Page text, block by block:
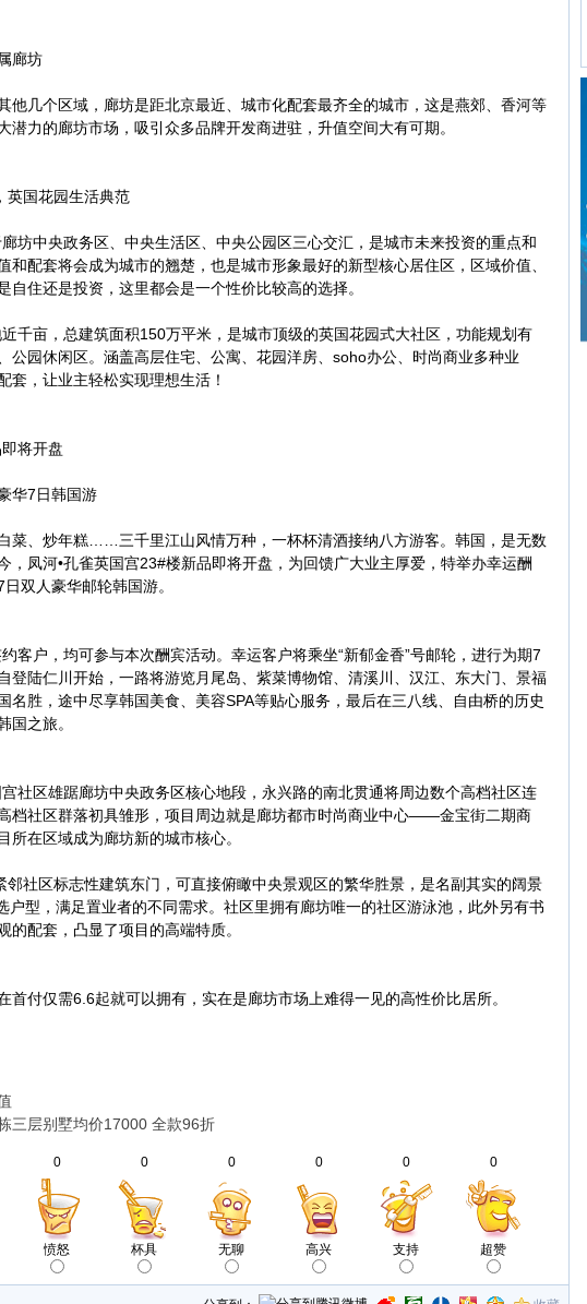
廊坊
几个区域，廊坊是距北京最近、城市化配套最齐全的城市，这是燕郊、香河等
潜力的廊坊市场，吸引众多品牌开发商进驻，升值空间大有可期。
国花园生活典范
中央政务区、中央生活区、中央公园区三心交汇，是城市未来投资的重点和
和配套将会成为城市的翘楚，也是城市形象最好的新型核心居住区，区域价值、
自住还是投资，这里都会是一个性价比较高的选择。
亩，总建筑面积150万平米，是城市顶级的英国花园式大社区，功能规划有
公园休闲区。涵盖高层住宅、公寓、花园洋房、soho办公、时尚商业多种业
套，让业主轻松实现理想生活！
将开盘
7日韩国游
、炒年糕……三千里江山风情万种，一杯杯清酒接纳八方游客。韩国，是无数
，凤河•孔雀英国宫23#楼新品即将开盘，为回馈广大业主厚爱，特举办幸运酬
双人豪华邮轮韩国游。
户，均可参与本次酬宾活动。幸运客户将乘坐“新郁金香”号邮轮，进行为期7
登陆仁川开始，一路将游览月尾岛、紫菜博物馆、清溪川、汉江、东大门、景福
名胜，途中尽享韩国美食、美容SPA等贴心服务，最后在三八线、自由桥的历史
国之旅。
区雄踞廊坊中央政务区核心地段，永兴路的南北贯通将周边数个高档社区连
档社区群落初具雏形，项目周边就是廊坊都市时尚商业中心——金宝街二期商
所在区域成为廊坊新的城市核心。
区标志性建筑东门，可直接俯瞰中央景观区的繁华胜景，是名副其实的阔景
型，满足置业者的不同需求。社区里拥有廊坊唯一的社区游泳池，此外另有书
的配套，凸显了项目的高端特质。
付仅需6.6起就可以拥有，实在是廊坊市场上难得一见的高性价比居所。
三层别墅均价17000 全款96折
0
愤怒
0
杯具
0
无聊
0
高兴
0
支持
0
超赞